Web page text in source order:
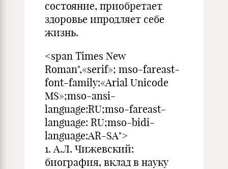
состояние, приобретает
здоровье ипродляет себе
жизнь.
<span Times New
Roman",«serif»; mso-fareast-
font-family:«Arial Unicode
MS»;mso-ansi-
language:RU;mso-fareast-
language: RU;mso-bidi-
language:AR-SA">
1. А.Л. Чижевский:
биография, вклад в науку